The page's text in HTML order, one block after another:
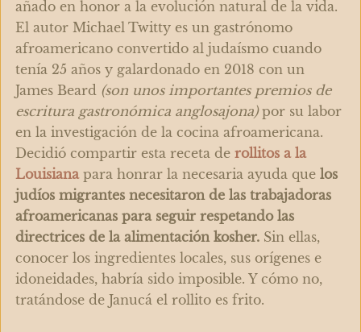
añado en honor a la evolución natural de la vida.
El autor Michael Twitty es un gastrónomo
afroamericano convertido al judaísmo cuando
tenía 25 años y galardonado en 2018 con un
James Beard (son unos importantes premios de
escritura gastronómica anglosajona)por su labor
en la investigación de la cocina afroamericana.
Decidió compartir esta receta de rollitos a la
Louisiana para honrar la necesaria ayuda quelos
judíos migrantes necesitaron de las trabajadoras
afroamericanas para seguir respetando las
directrices de la alimentación kosher.Sin ellas,
conocer los ingredientes locales, sus orígenes e
idoneidades, habría sido imposible. Y cómo no,
tratándose de Janucá el rollito es frito.